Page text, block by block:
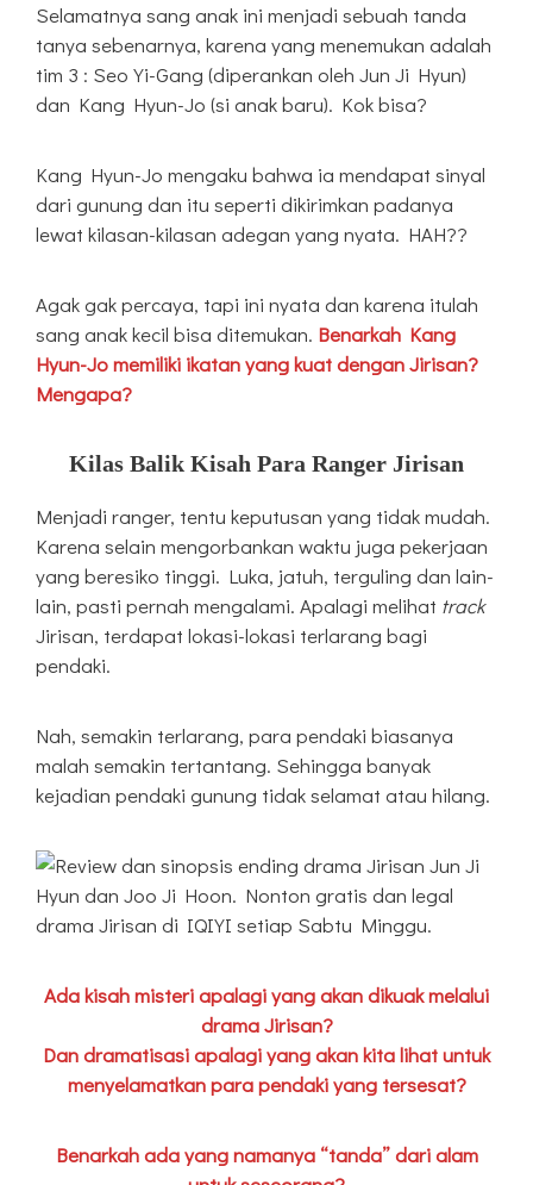
Selamatnya sang anak ini menjadi sebuah tanda
tanya sebenarnya, karena yang menemukan adalah
tim 3 : Seo Yi-Gang (diperankan oleh Jun Ji Hyun)
dan Kang Hyun-Jo (si anak baru). Kok bisa?
Kang Hyun-Jo mengaku bahwa ia mendapat sinyal
dari gunung dan itu seperti dikirimkan padanya
lewat kilasan-kilasan adegan yang nyata. HAH??
Agak gak percaya, tapi ini nyata dan karena itulah
sang anak kecil bisa ditemukan. Benarkah Kang
Hyun-Jo memiliki ikatan yang kuat dengan Jirisan?
Mengapa?
Kilas Balik Kisah Para Ranger Jirisan
Menjadi ranger, tentu keputusan yang tidak mudah.
Karena selain mengorbankan waktu juga pekerjaan
yang beresiko tinggi. Luka, jatuh, terguling dan lain-
lain, pasti pernah mengalami. Apalagi melihat track
Jirisan, terdapat lokasi-lokasi terlarang bagi
pendaki.
Nah, semakin terlarang, para pendaki biasanya
malah semakin tertantang. Sehingga banyak
kejadian pendaki gunung tidak selamat atau hilang.
Ada kisah misteri apalagi yang akan dikuak melalui
drama Jirisan?
Dan dramatisasi apalagi yang akan kita lihat untuk
menyelamatkan para pendaki yang tersesat?
Benarkah ada yang namanya “tanda” dari alam